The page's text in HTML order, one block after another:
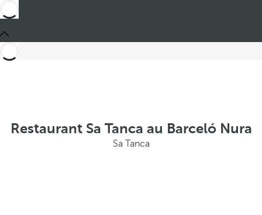
Restaurant Sa Tanca au Barceló Nura
Sa Tanca